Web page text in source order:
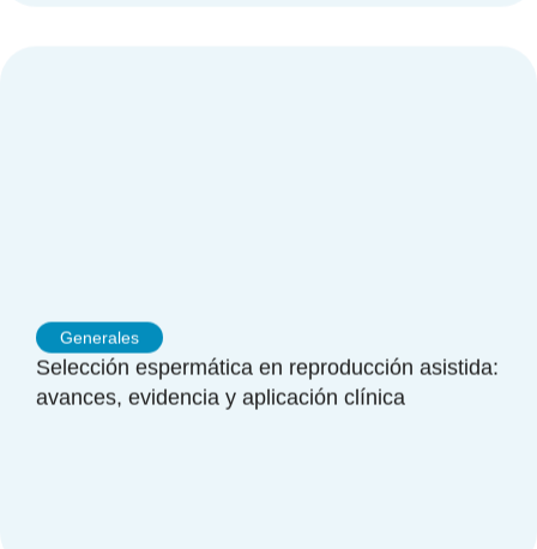
Generales
Selección espermática en reproducción asistida:
avances, evidencia y aplicación clínica